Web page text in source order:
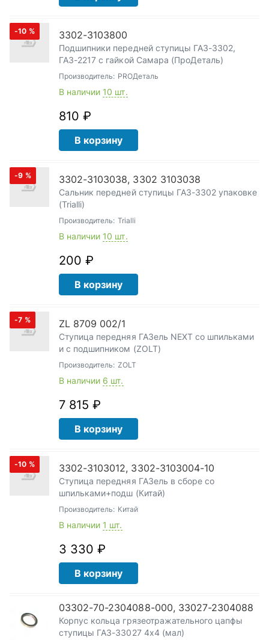
-10 % 3302-3103800
Подшипники передней ступицы ГАЗ-3302,
ГАЗ-2217 с гайкой Самара (ПроДеталь)
Производитель: PROДеталь
В наличии 10 шт.
810 ₽
В корзину
-9 % 3302-3103038, 3302 3103038
Сальник передней ступицы ГАЗ-3302 упаковке
(Trialli)
Производитель: Trialli
В наличии 10 шт.
200 ₽
В корзину
-7 % ZL 8709 002/1
Ступица передняя ГАЗель NEXT со шпильками
и с подшипником (ZOLT)
Производитель: ZOLT
В наличии 6 шт.
7 815 ₽
В корзину
-10 % 3302-3103012, 3302-3103004-10
Ступица передняя ГАЗель в сборе со
шпильками+подш (Китай)
Производитель: Китай
В наличии 1 шт.
3 330 ₽
В корзину
03302-70-2304088-000, 33027-2304088
Корпус кольца грязеотражательного цапфы
ступицы ГАЗ-33027 4х4 (мал)